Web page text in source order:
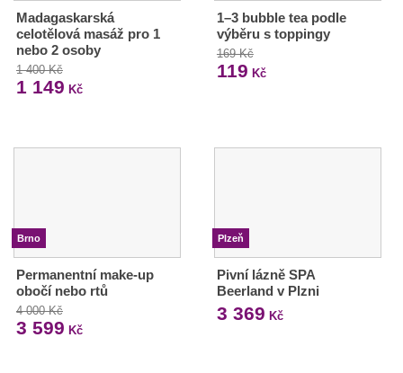
Madagaskarská
celotělová masáž pro 1
nebo 2 osoby
1 400 Kč
1 149 Kč
1–3 bubble tea podle
výběru s toppingy
169 Kč
119 Kč
Brno
Permanentní make-up
obočí nebo rtů
4 000 Kč
3 599 Kč
Plzeň
Pivní lázně SPA
Beerland v Plzni
3 369 Kč